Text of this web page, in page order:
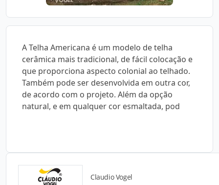
A Telha Americana é um modelo de telha
cerâmica mais tradicional, de fácil colocação e
que proporciona aspecto colonial ao telhado.
Também pode ser desenvolvida em outra cor,
de acordo com o projeto. Além da opção
natural, e em qualquer cor esmaltada, pod
Claudio Vogel